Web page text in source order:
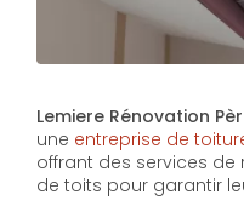
Lemiere Rénovation
une entreprise de
offrant des services
de toits pour garantir